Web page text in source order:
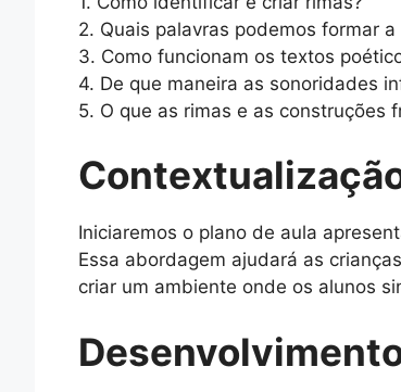
2. Quais palavras podemos formar
3. Como funcionam os textos
4. De que maneira as sonoridades
5. O que as rimas e as construções
Iniciaremos o plano de aula
Essa abordagem ajudará as
criar um ambiente onde os alunos